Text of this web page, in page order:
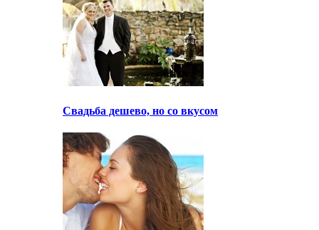
Свадьба дешево, но со вкусом